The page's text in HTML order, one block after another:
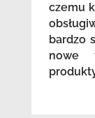
czemu
bardzo
nowe